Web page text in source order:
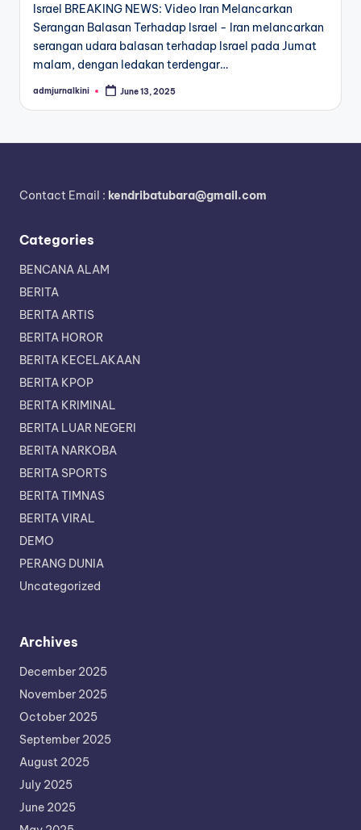
Israel BREAKING NEWS: Video Iran Melancarkan
Serangan Balasan Terhadap Israel - Iran melancarkan
serangan udara balasan terhadap Israel pada Jumat
malam, dengan ledakan terdengar…
Posted
admjurnalkini June 13, 2025
Contact Email : kendribatubara@gmail.com
Categories
BENCANA ALAM
BERITA
BERITA ARTIS
BERITA HOROR
BERITA KECELAKAAN
BERITA KPOP
BERITA KRIMINAL
BERITA LUAR NEGERI
BERITA NARKOBA
BERITA SPORTS
BERITA TIMNAS
BERITA VIRAL
DEMO
PERANG DUNIA
Uncategorized
Archives
December 2025
November 2025
October 2025
September 2025
August 2025
July 2025
June 2025